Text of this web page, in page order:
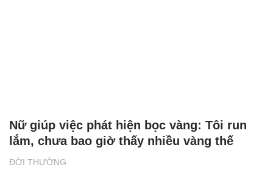
ĐỜI THƯỜNG
Nữ giúp việc phát hiện bọc vàng: Tôi run
lắm, chưa bao giờ thấy nhiều vàng thế